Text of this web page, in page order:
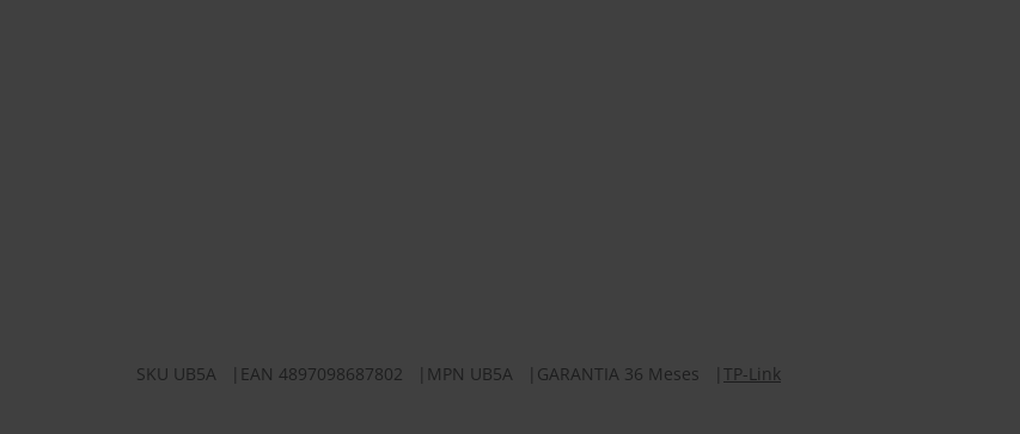
SKU UB5A EAN 4897098687802 MPN UB5A GARANTIA 36 Meses TP-Link